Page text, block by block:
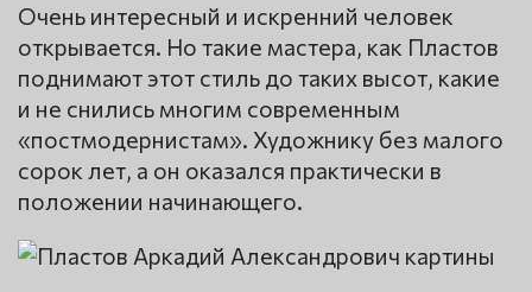
Очень интересный и искренний человек
открывается. Но такие мастера, как Пластов
поднимают этот стиль до таких высот, какие
и не снились многим современным
«постмодернистам». Художнику без малого
сорок лет, а он оказался практически в
положении начинающего.